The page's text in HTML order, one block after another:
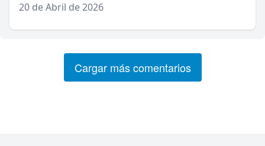
20 de Abril de 2026
Cargar más comentarios